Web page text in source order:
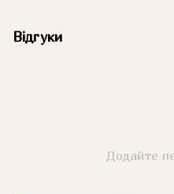
Відгуки
Додайте